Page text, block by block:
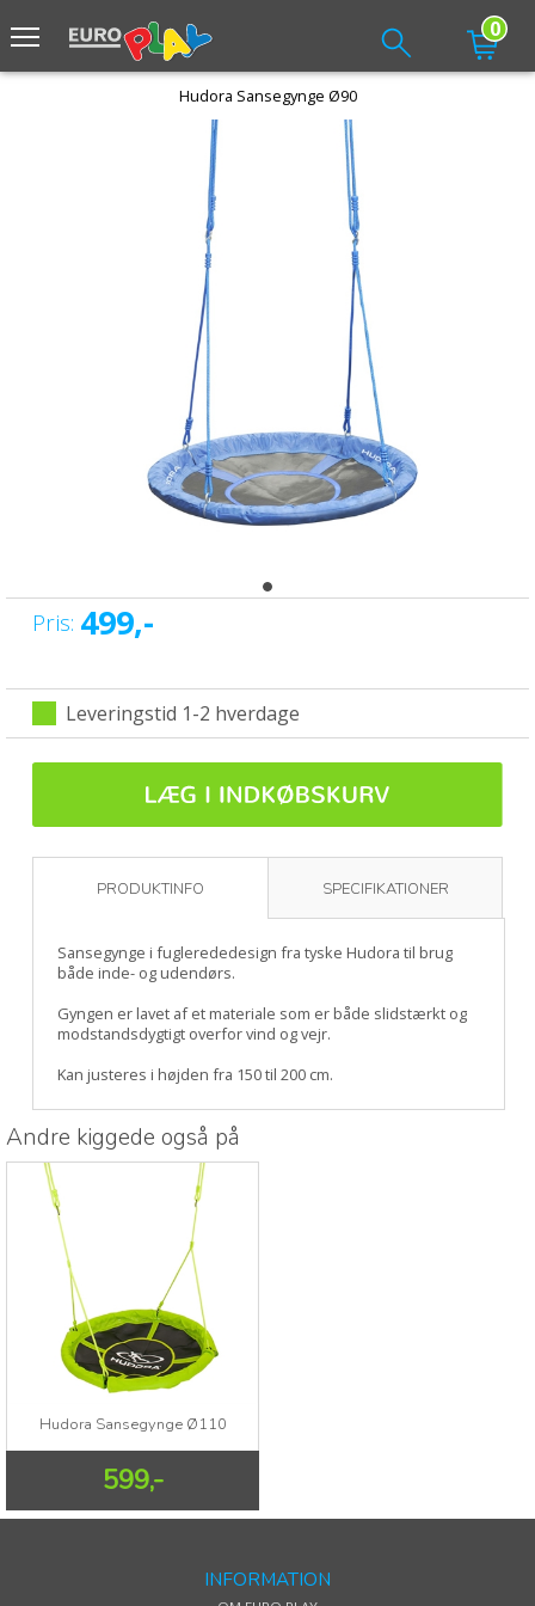
0
Hudora Sansegynge Ø90
Pris: 499,-
Leveringstid 1-2 hverdage
PRODUKTINFO SPECIFIKATIONER
Sansegynge i fuglerededesign fra tyske Hudora til brug
både inde- og udendørs.
Gyngen er lavet af et materiale som er både slidstærkt og
modstandsdygtigt overfor vind og vejr.
Kan justeres i højden fra 150 til 200 cm.
Andre kiggede også på
Hudora Sansegynge Ø110
599,-
INFORMATION